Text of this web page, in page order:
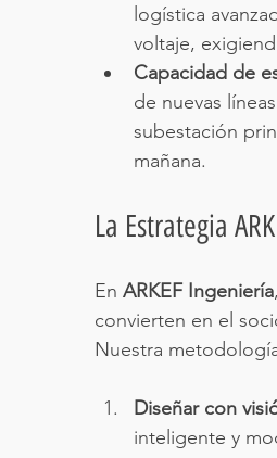
logística
voltaje,
Capacidad de
de nuevas
subestación
mañana.
La Estrategia
En ARKEF Ingeniería
convierten en el
Nuestra
Diseñar con
inteligente y